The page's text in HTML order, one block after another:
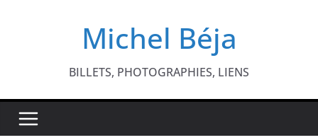
Michel Béja
BILLETS, PHOTOGRAPHIES, LIENS